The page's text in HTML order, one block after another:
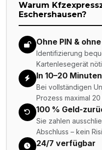
Warum
Eschershausen?
Ohne PIN &
Identifizierung
Kartenlesegerät
In 10–20
Bei vollständigen
Prozess maximal
100 % Geld-
Sie zahlen
Abschluss – kein
24/7 verfügbar